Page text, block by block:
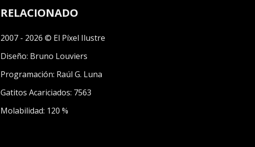
RELACIONADO
2007 - 2026 © El Píxel Ilustre
Diseño: Bruno Louviers
Programación: Raúl G. Luna
Gatitos Acariciados: 7563
Molabilidad: 120 %